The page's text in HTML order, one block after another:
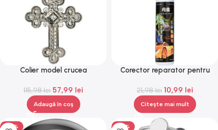
Colier model crucea
Gonga®
115,98lei 57,99 lei
Adaugă în coș
Corector reparator pentru
21,98lei 10,99 lei
Citește mai mult
-50% -50%